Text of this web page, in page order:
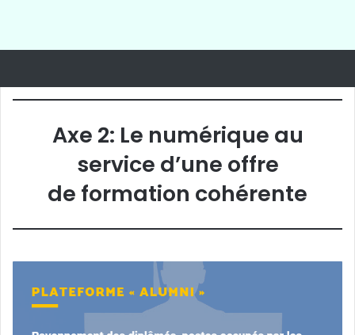
Axe 2: Le numérique au
service d’une offre
de formation cohérente